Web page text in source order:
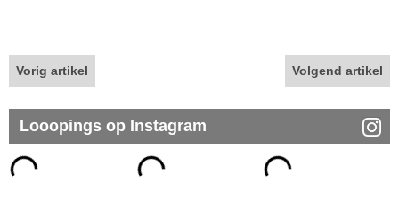
Vorig artikel Volgend artikel
Looopings op Instagram